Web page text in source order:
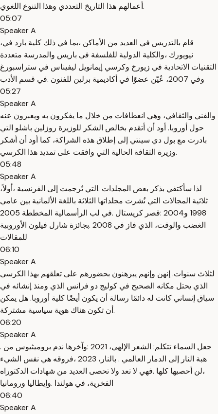
أعمالهم هذا التاريخ التعددي وهذا التنوع اللغوي.
05:07
Speaker A
،قام بالتدريس في العديد من الأماكن ،بما في ذلك كلية بارد في
نيويورك ،والكلية الدولية للفلسفة في باريس والمدرسة متعددة
التقنيات الاتحادية في زيورخ وكرسي إيمانويل ليفيناس في ستراسبورغ
وفي 2007، عُيّن عضوًا في أكاديمية برلين للفنون .في قسم الأدب
05:27
Speaker A
والفني والثقافي، وهي انعطافات من خلال ما يفكرون به ويعبرون عنه
حول أوروبا. أود أن أتقدم بخالص الشكر للوزيرة روزلين باشلو التي
بادرت مع بول دي سينتي إلى إطلاق هذه الشراكة، كما أود أن أشكر
وزيرة الثقافة الحالية التي وافقت على تمديد هذا الكرسي.
05:48
Speaker A
لذا سأكتفي بذكر بعض المجلدات .التي تُرجمت إلى الفرنسية ،أولاً،
ثلاثية المجالات التي نُشرت مجلداتها الثلاثة باللغة الألمانية بين عامي
1998 و2004 :قصر كريستال .في لب الرأسمالية المخططة 2005
الغضب والوقت، الذي فاز في 2008 .بجائزة شارل فيلون الأوروبية
للمقالات
06:10
Speaker A
لثلاث سنوات. إنهن وإنهم يبرهنون بحضورهم على تعلقهم بهذا الكرسي
الذي يحتل مكانه الصحيح في كوليج دو فرانس الذي ومنذ إنشائه في
سياق إنساني كانت له دائمًا رسالة أن يكون أيضًا كلية أوروبا. هل يمكن
أن تكون هناك هوية سياسية مشتركة.
06:20
Speaker A
. جعل السماء تتكلم: الشعر الإلهي، 2021 :وآخرها ندم بروميثيوس من
هبة النار إلى الدمار العالمي . بالنار، 2023 ،فروقه هي نفس الشيء
،لن أحصيها كلها .فهي لا تعد ولا تحصى العديد من شهادات الدكتوراه
الفخرية، في هولندا .وإيطاليا ورومانيا
06:40
Speaker A